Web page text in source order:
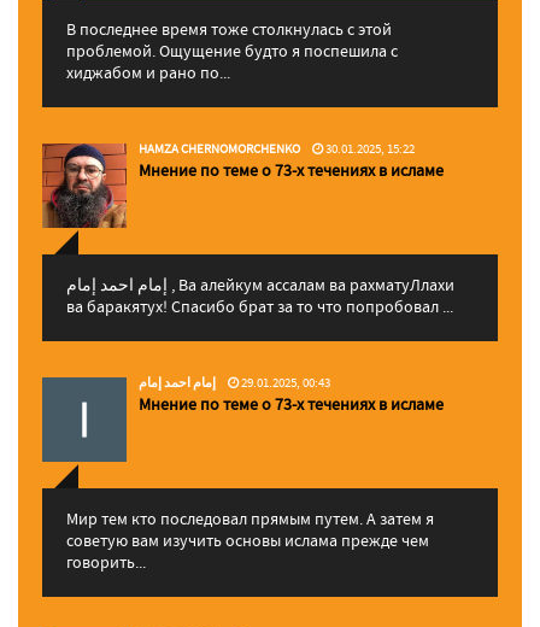
В последнее время тоже столкнулась с этой
проблемой. Ощущение будто я поспешила с
хиджабом и рано по...
HAMZA CHERNOMORCHENKO 30.01.2025, 15:22
Мнение по теме о 73-х течениях в исламе
إمام احمد إمام , Ва алейкум ассалам ва рахматуЛлахи
ва баракятух! Спасибо брат за то что попробовал ...
إمام احمد إمام 29.01.2025, 00:43
Мнение по теме о 73-х течениях в исламе
Мир тем кто последовал прямым путем. А затем я
советую вам изучить основы ислама прежде чем
говорить...